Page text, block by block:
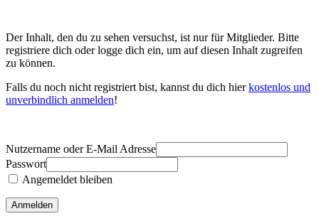
Der Inhalt, den du zu sehen versuchst, ist nur für Mitglieder. Bitte
registriere dich oder logge dich ein, um auf diesen Inhalt zugreifen
zu können.
Falls du noch nicht registriert bist, kannst du dich hierkostenlos und
unverbindlich anmelden!
Nutzername oder E-Mail Adresse
Passwort
Angemeldet bleiben